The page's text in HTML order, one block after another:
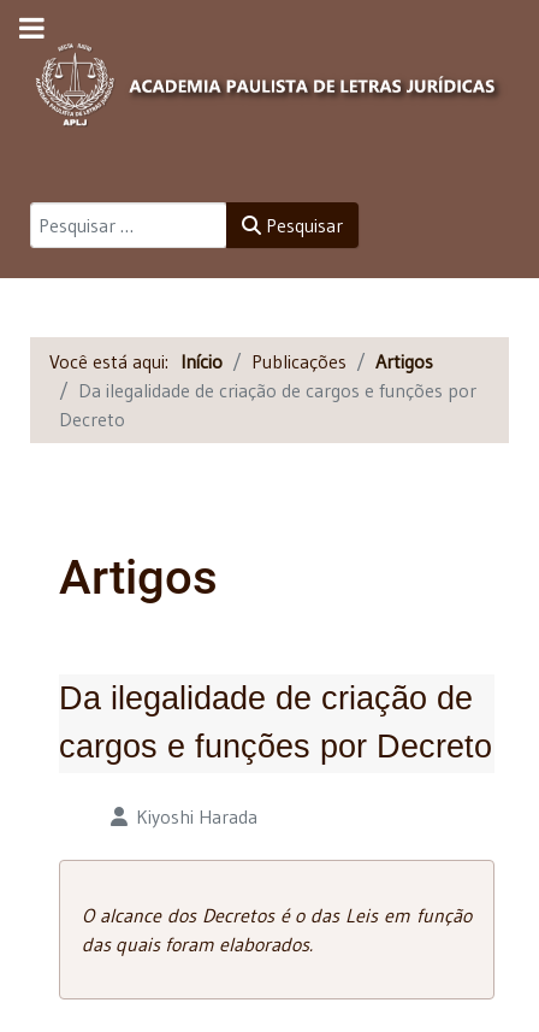
Pesquisar Pesquisar
Você está aqui: Início Publicações
Artigos
Da ilegalidade de criação de cargos e funções por
Decreto
Artigos
Da ilegalidade de criação de
cargos e funções por Decreto
Detalhes Kiyoshi Harada
O alcance dos Decretos é o das Leis em função
das quais foram elaborados.